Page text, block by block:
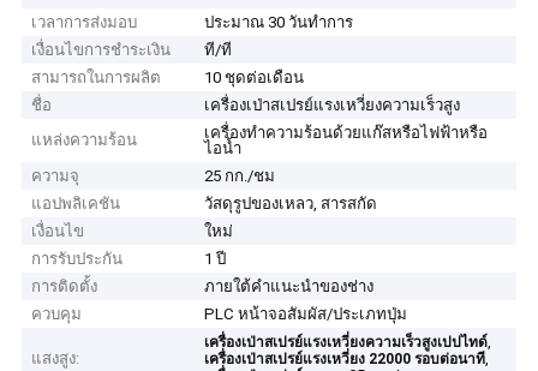
เวลาการส่งมอบ
ประมาณ 30 วันทำการ
เงื่อนไขการชำระเงิน
ที/ที
สามารถในการผลิต
10 ชุดต่อเดือน
ชื่อ
เครื่องเป่าสเปรย์แรงเหวี่ยงความเร็วสูง
แหล่งความร้อน
เครื่องทำความร้อนด้วยแก๊สหรือไฟฟ้าหรือ
ไอน้ำ
ความจุ
25 กก./ชม
แอปพลิเคชัน
วัสดุรูปของเหลว, สารสกัด
เงื่อนไข
ใหม่
การรับประกัน
1 ปี
การติดตั้ง
ภายใต้คำแนะนำของช่าง
ควบคุม
PLC หน้าจอสัมผัส/ประเภทปุ่ม
แสงสูง:
เครื่องเป่าสเปรย์แรงเหวี่ยงความเร็วสูงเปปไทด์,
เครื่องเป่าสเปรย์แรงเหวี่ยง 22000 รอบต่อนาที,